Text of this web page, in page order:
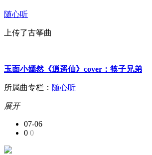
随心听
上传了古筝曲
玉面小嫣然《逍遥仙》cover：筷子兄弟
所属曲专栏： 随心听
展开
07-06
0 0